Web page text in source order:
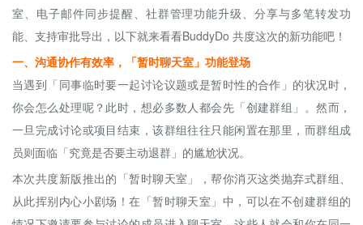
室、电子邮件同步提醒、社群管理功能升级、分享与多笔转发功
能、支持审批导出，以下就来看看BuddyDo 共度这次的新功能吧！
一、沟通协作有效率，「暂时聊天室」功能登场
当遇到「同事临时要一起讨论议题或是暂时性的合作」的状况时，
你会怎么处理呢？此时，想必多数人都会先「创建群组」。然而，
一旦完成讨论或项目结束，该群组往往只能闲置在那里，而群组成
员则面临「究竟是否要主动退群」的尴尬状况。
本次共度新版推出的「暂时聊天室」，帮你消灭这类抛弃式群组、
从此挥别内心小剧场！在「暂时聊天室」中，可以在不创建群组的